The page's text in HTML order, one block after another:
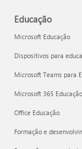
Educação
Microsoft Educação
Dispositivos para
Microsoft Teams para
Microsoft 365 Educação
Office Educação
Formação e